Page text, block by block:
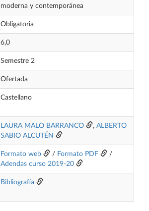
moderna y contemporánea
Obligatoria
6,0
Semestre 2
Ofertada
Castellano
LAURA MALO BARRANCO , ALBERTO
SABIO ALCUTÉN
Formato web / Formato PDF
/
Adendas curso 2019-20
Bibliografía